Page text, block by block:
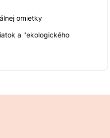
omietky
a "ekologického